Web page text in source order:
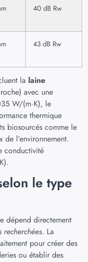
40 dB Rw
43 dB Rw
la laine
avec une
W/(m·K), le
thermique
biosourcés comme le
l’environnement.
conductivité
le type
dépend directement
recherchées. La
pour créer des
ou établir des